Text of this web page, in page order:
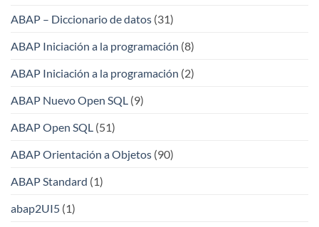
ABAP – Diccionario de datos (31)
ABAP Iniciación a la programación (8)
ABAP Iniciación a la programación (2)
ABAP Nuevo Open SQL (9)
ABAP Open SQL (51)
ABAP Orientación a Objetos (90)
ABAP Standard (1)
abap2UI5 (1)